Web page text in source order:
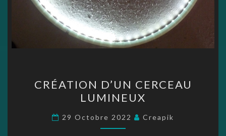
D’UN
CERCEAU
LUMINEUX
CRÉATION D’UN CERCEAU
LUMINEUX
29 Octobre 2022 Creapik